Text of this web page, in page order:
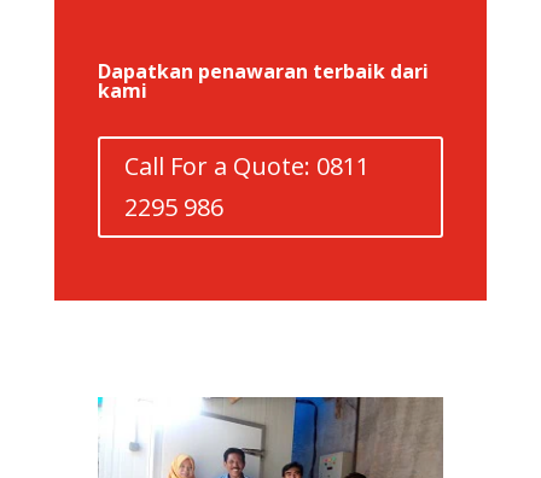
Dapatkan penawaran terbaik dari
kami
Call For a Quote: 0811
2295 986